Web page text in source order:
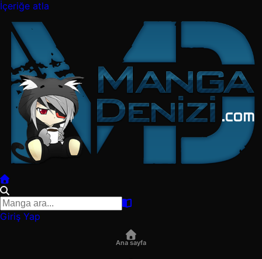
İçeriğe atla
Giriş Yap
Ana sayfa